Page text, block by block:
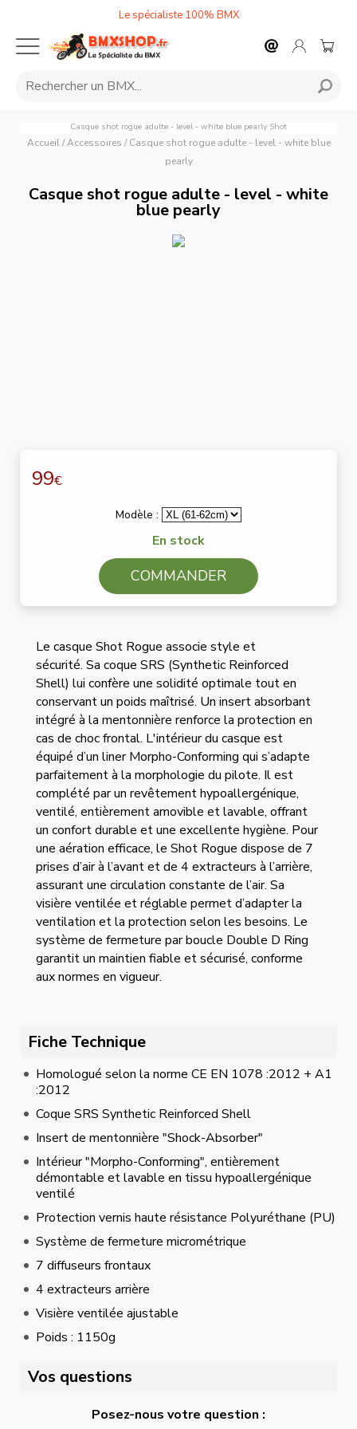
Le spécialiste 100% BMX
Casque shot rogue adulte - level - white blue pearly Shot
Accueil/ Accessoires / Casque shot rogue adulte - level - white blue
pearly
Casque shot rogue adulte - level - white
blue pearly
99€
Modèle :
En stock
COMMANDER
Le casque Shot Rogue associe style et
sécurité. Sa coque SRS (Synthetic Reinforced
Shell) lui confère une solidité optimale tout en
conservant un poids maîtrisé. Un insert absorbant
intégré à la mentonnière renforce la protection en
cas de choc frontal. L'intérieur du casque est
équipé d’un liner Morpho-Conforming qui s’adapte
parfaitement à la morphologie du pilote. Il est
complété par un revêtement hypoallergénique,
ventilé, entièrement amovible et lavable, offrant
un confort durable et une excellente hygiène. Pour
une aération efficace, le Shot Rogue dispose de 7
prises d’air à l’avant et de 4 extracteurs à l’arrière,
assurant une circulation constante de l’air. Sa
visière ventilée et réglable permet d’adapter la
ventilation et la protection selon les besoins. Le
système de fermeture par boucle Double D Ring
garantit un maintien fiable et sécurisé, conforme
aux normes en vigueur.
Fiche Technique
Homologué selon la norme CE EN 1078 :2012 + A1
:2012
Coque SRS Synthetic Reinforced Shell
Insert de mentonnière "Shock-Absorber"
Intérieur "Morpho-Conforming", entièrement
démontable et lavable en tissu hypoallergénique
ventilé
Protection vernis haute résistance Polyuréthane (PU)
Système de fermeture micrométrique
7 diffuseurs frontaux
4 extracteurs arrière
Visière ventilée ajustable
Poids : 1150g
Vos questions
Posez-nous votre question :